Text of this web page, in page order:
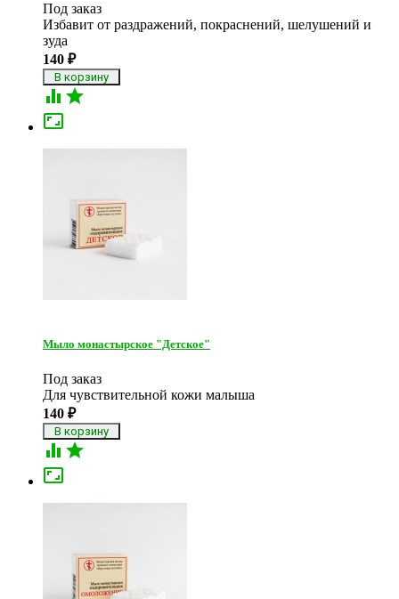
Под заказ
Избавит от раздражений, покраснений, шелушений и
зуда
140 ₽
 

Мыло монастырское "Детское"
Под заказ
Для чувствительной кожи малыша
140 ₽
 
